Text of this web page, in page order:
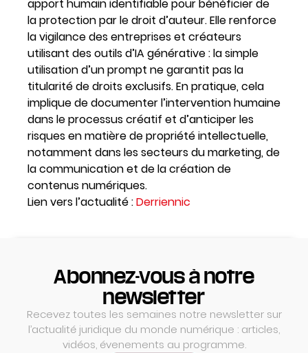
apport humain identifiable pour bénéficier de
la protection par le droit d’auteur. Elle renforce
la vigilance des entreprises et créateurs
utilisant des outils d’IA générative : la simple
utilisation d’un prompt ne garantit pas la
titularité de droits exclusifs. En pratique, cela
implique de documenter l’intervention humaine
dans le processus créatif et d’anticiper les
risques en matière de propriété intellectuelle,
notamment dans les secteurs du marketing, de
la communication et de la création de
contenus numériques.
Lien vers l’actualité :Derriennic
Abonnez-vous à notre
newsletter
Recevez toutes les semaines notre newsletter sur
l’actualité juridique du monde numérique : articles,
vidéos, évenements au programme.